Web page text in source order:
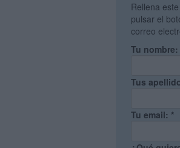
Rellena
pulsar el
correo
Tu nombre:
Tus
Tu email: *